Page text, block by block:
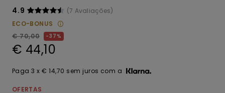
4.9
(7 Avaliações)
ECO-BONUS
€ 70,00
37%
€ 44,10
Paga 3 x € 14,70 sem juros com a
OFERTAS